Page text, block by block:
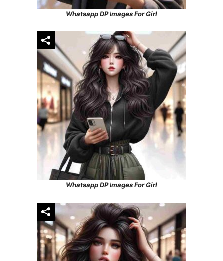
Whatsapp DP Images For Girl
Whatsapp DP Images For Girl